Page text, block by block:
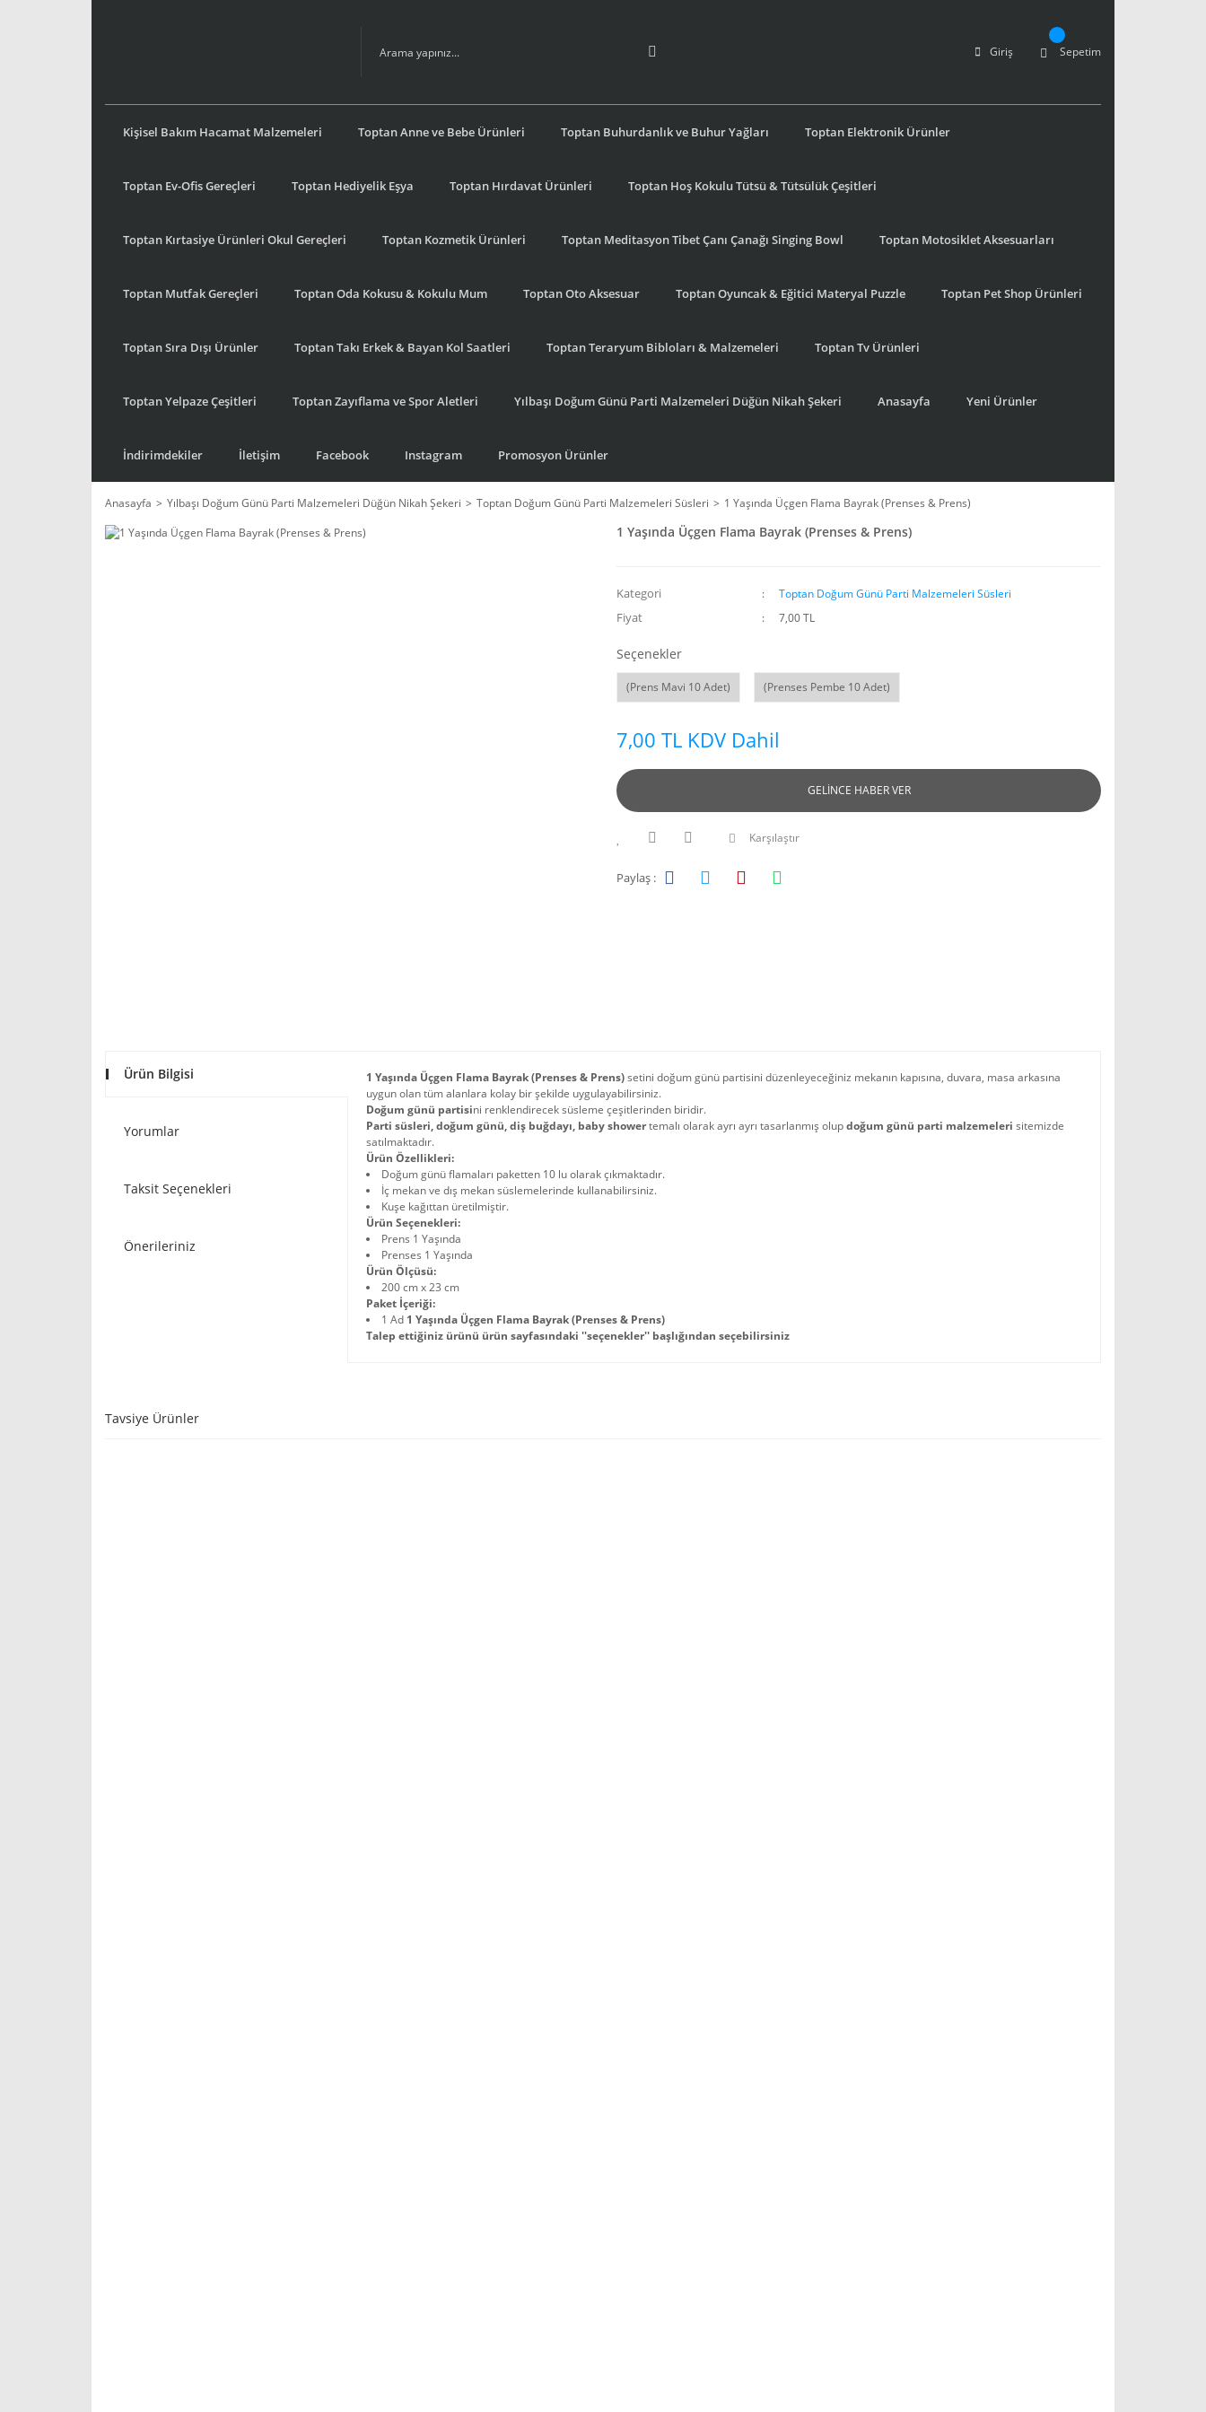
Giriş Sepetim
Kişisel Bakım Hacamat Malzemeleri Toptan Anne ve Bebe Ürünleri Toptan Buhurdanlık ve Buhur Yağları Toptan Elektronik Ürünler
Toptan Ev-Ofis Gereçleri Toptan Hediyelik Eşya Toptan Hırdavat Ürünleri Toptan Hoş Kokulu Tütsü & Tütsülük Çeşitleri
Toptan Kırtasiye Ürünleri Okul Gereçleri Toptan Kozmetik Ürünleri Toptan Meditasyon Tibet Çanı Çanağı Singing Bowl Toptan Motosiklet Aksesuarları
Toptan Mutfak Gereçleri Toptan Oda Kokusu & Kokulu Mum Toptan Oto Aksesuar Toptan Oyuncak & Eğitici Materyal Puzzle Toptan Pet Shop Ürünleri
Toptan Sıra Dışı Ürünler Toptan Takı Erkek & Bayan Kol Saatleri Toptan Teraryum Bibloları & Malzemeleri Toptan Tv Ürünleri
Toptan Yelpaze Çeşitleri Toptan Zayıflama ve Spor Aletleri Yılbaşı Doğum Günü Parti Malzemeleri Düğün Nikah Şekeri Anasayfa Yeni Ürünler
İndirimdekiler İletişim Facebook Instagram Promosyon Ürünler
Anasayfa Yılbaşı Doğum Günü Parti Malzemeleri Düğün Nikah Şekeri Toptan Doğum Günü Parti Malzemeleri Süsleri 1 Yaşında Üçgen Flama Bayrak (Prenses & Prens)
1 Yaşında Üçgen Flama Bayrak (Prenses & Prens)
Kategori Toptan Doğum Günü Parti Malzemeleri Süsleri
Fiyat 7,00 TL
Seçenekler
(Prens Mavi 10 Adet) (Prenses Pembe 10 Adet)
7,00 TL KDV Dahil
GELİNCE HABER VER
Karşılaştır
Paylaş :
Ürün Bilgisi
Yorumlar
Taksit Seçenekleri
Önerileriniz
1 Yaşında Üçgen Flama Bayrak (Prenses & Prens)setini doğum günü partisini düzenleyeceğiniz mekanın kapısına, duvara, masa arkasına
uygun olan tüm alanlara kolay bir şekilde uygulayabilirsiniz.
Doğum günü partisini renklendirecek süsleme çeşitlerinden biridir.
Parti süsleri, doğum günü, diş buğdayı, baby showertemalı olarak ayrı ayrı tasarlanmış olupdoğum günü parti malzemeleri sitemizde
satılmaktadır.
Ürün Özellikleri:
Doğum günü flamaları paketten 10 lu olarak çıkmaktadır.
İç mekan ve dış mekan süslemelerinde kullanabilirsiniz.
Kuşe kağıttan üretilmiştir.
Ürün Seçenekleri:
Prens 1 Yaşında
Prenses 1 Yaşında
Ürün Ölçüsü:
200 cm x 23 cm
Paket İçeriği:
1 Ad 1 Yaşında Üçgen Flama Bayrak (Prenses & Prens)
Talep ettiğiniz ürünü ürün sayfasındaki ''seçenekler'' başlığından seçebilirsiniz
Tavsiye Ürünler